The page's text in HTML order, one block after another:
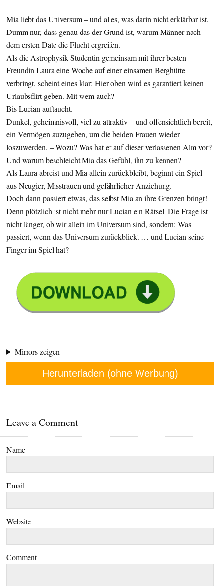
Mia liebt das Universum – und alles, was darin nicht erklärbar ist.
Dumm nur, dass genau das der Grund ist, warum Männer nach
dem ersten Date die Flucht ergreifen.
Als die Astrophysik-Studentin gemeinsam mit ihrer besten
Freundin Laura eine Woche auf einer einsamen Berghütte
verbringt, scheint eines klar: Hier oben wird es garantiert keinen
Urlaubsflirt geben. Mit wem auch?
Bis Lucian auftaucht.
Dunkel, geheimnisvoll, viel zu attraktiv – und offensichtlich bereit,
ein Vermögen auzugeben, um die beiden Frauen wieder
loszuwerden. – Wozu? Was hat er auf dieser verlassenen Alm vor?
Und warum beschleicht Mia das Gefühl, ihn zu kennen?
Als Laura abreist und Mia allein zurückbleibt, beginnt ein Spiel
aus Neugier, Misstrauen und gefährlicher Anziehung.
Doch dann passiert etwas, das selbst Mia an ihre Grenzen bringt!
Denn plötzlich ist nicht mehr nur Lucian ein Rätsel. Die Frage ist
nicht länger, ob wir allein im Universum sind, sondern: Was
passiert, wenn das Universum zurückblickt … und Lucian seine
Finger im Spiel hat?
Mirrors zeigen
Herunterladen (ohne Werbung)
Leave a Comment
Name
Email
Website
Comment